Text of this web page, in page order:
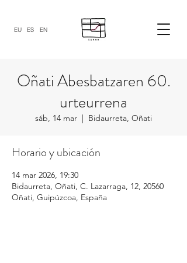
EU ES EN
Oñati Abesbatzaren 60.
urteurrena
sáb, 14 mar
  |
Bidaurreta, Oñati
Horario y ubicación
14 mar 2026, 19:30
Bidaurreta, Oñati, C. Lazarraga, 12, 20560
Oñati, Guipúzcoa, España